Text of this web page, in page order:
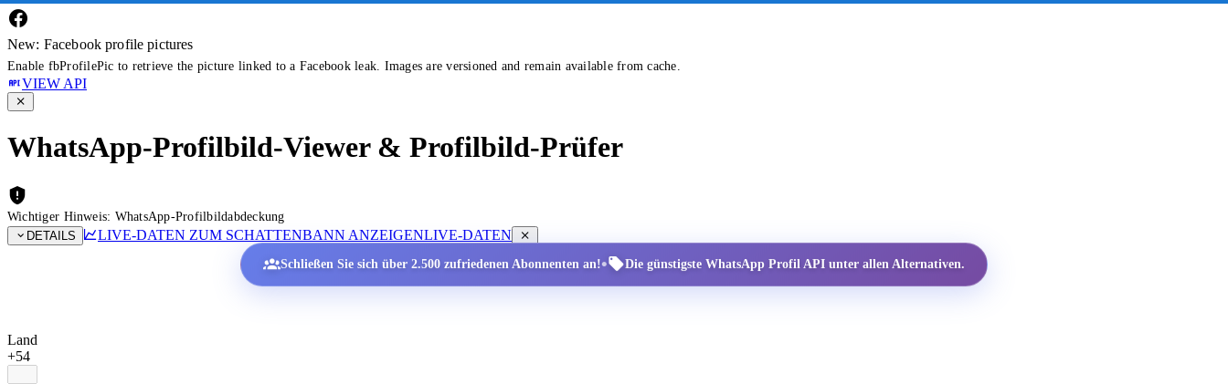
New: Facebook profile pictures
Enable fbProfilePic to retrieve the picture linked to a Facebook leak. Images are versioned and remain available from cache.
VIEW API
WhatsApp-Profilbild-Viewer & Profilbild-Prüfer
Wichtiger Hinweis: WhatsApp-Profilbildabdeckung
DETAILS
LIVE-DATEN ZUM SCHATTENBANN ANZEIGENLIVE-DATEN
Schließen Sie sich über 2.500 zufriedenen Abonnenten an!• Die günstigste WhatsApp Profil API unter allen Alternativen.
Land
+54